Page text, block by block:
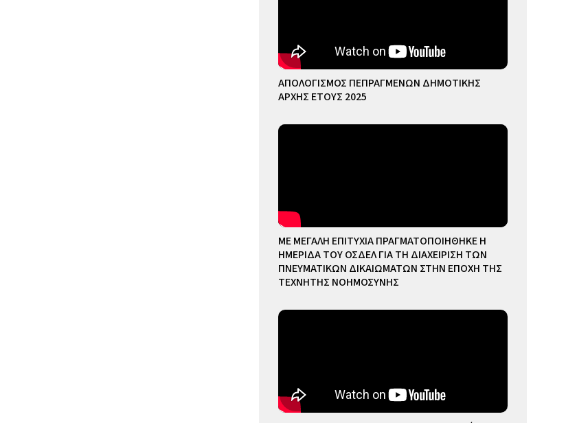
ΑΠΟΛΟΓΙΣΜΟΣ ΠΕΠΡΑΓΜΕΝΩΝ ΔΗΜΟΤΙΚΗΣ
ΑΡΧΗΣ ΕΤΟΥΣ 2025
ΜΕ ΜΕΓΑΛΗ ΕΠΙΤΥΧΙΑ ΠΡΑΓΜΑΤΟΠΟΙΗΘΗΚΕ Η
ΗΜΕΡΙΔΑ ΤΟΥ ΟΣΔΕΛ ΓΙΑ ΤΗ ΔΙΑΧΕΙΡΙΣΗ ΤΩΝ
ΠΝΕΥΜΑΤΙΚΩΝ ΔΙΚΑΙΩΜΑΤΩΝ ΣΤΗΝ ΕΠΟΧΗ ΤΗΣ
ΤΕΧΝΗΤΗΣ ΝΟΗΜΟΣΥΝΗΣ